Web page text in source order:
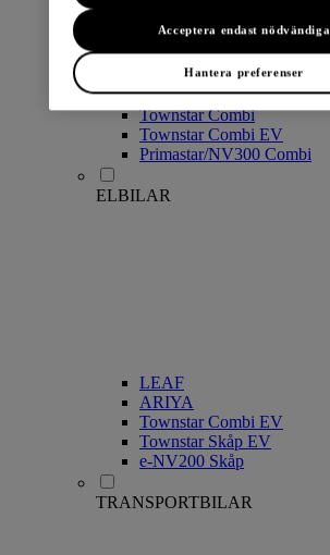
Qashqai
LEAF
ARIYA
X-Trail
Townstar Combi
Townstar Combi EV
Primastar/NV300 Combi
ELBILAR
LEAF
ARIYA
Townstar Combi EV
Townstar Skåp EV
e-NV200 Skåp
TRANSPORTBILAR
Hantera preferenser
Acceptera endast nödvändiga